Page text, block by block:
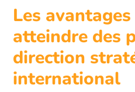
Les
atteindre des
direction
international